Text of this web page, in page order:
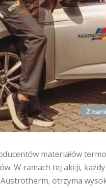
materiałów
W ramach tej akcji,
otrzyma